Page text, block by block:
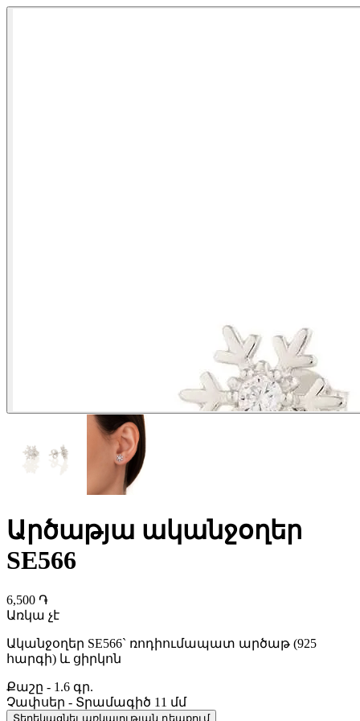
Արծաթյա ականջօղեր
SE566
6,500 ֏
Առկա չէ
Ականջօղեր SE566` ռոդիումապատ արծաթ (925
հարգի) և ցիրկոն
Քաշը - 1.6 գր.
Չափսեր - Տրամագիծ 11 մմ
Տեղեկացնել առկայության դեպքում